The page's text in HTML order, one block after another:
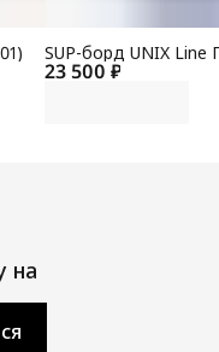
23 500 ₽
SUP-борд UNIX Line
на